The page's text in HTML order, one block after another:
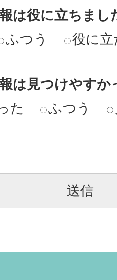
は役に立ちまし
ふつう 役に
は見つけやすか
た
ふつう